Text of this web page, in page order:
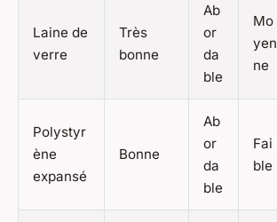
Laine de
verre
Très
bonne
Ab
or
da
ble
Mo
yen
ne
Polystyr
ène
expansé
Bonne
Ab
or
da
ble
Fai
ble